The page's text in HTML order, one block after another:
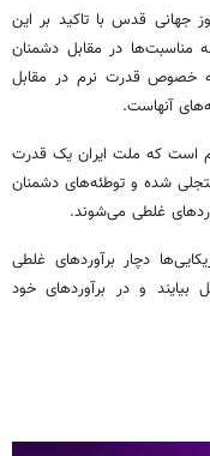
جهانی قدس با تاکید بر این
گذشته در همه مناسبت‌ها در مقابل دشمنان
خصوص قدرت نرم در مقابل
آنهاست.
است که ملت ایران یک قدرت
شده و توطئه‌های دشمنان
غلطی می‌شوند.
دچار برآوردهای غلطی
و در برآوردهای خود